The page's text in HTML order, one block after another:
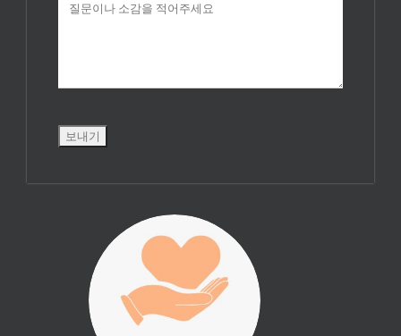
진리횃불 사역은
여러분의 후원으
로 이루어집니다.